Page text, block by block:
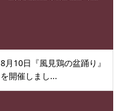
8月10日『風見鶏の盆踊り』
を開催しまし...